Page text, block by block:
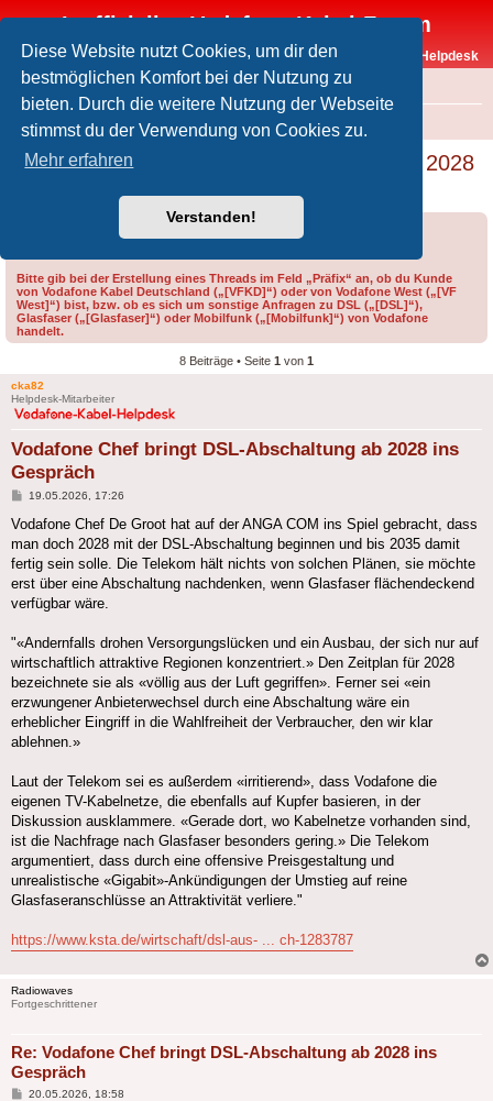
Diese Website nutzt Cookies, um dir den
bestmöglichen Komfort bei der Nutzung zu
bieten. Durch die weitere Nutzung der Webseite
stimmst du der Verwendung von Cookies zu.
Mehr erfahren
Verstanden!
Inoffizielles Vodafone-Kabel-Forum
Vodafone-Kabel-Helpdesk
FAQ
Foren-Übersicht Offtopic Andere Vodafone-Produkte
Vodafone Chef bringt DSL-Abschaltung ab 2028
Bitte gib bei der Erstellung eines Threads im Feld „Präfix“ an, ob du Kunde
von Vodafone Kabel Deutschland („[VFKD]“) oder von Vodafone West („[VF
West]“) bist, bzw. ob es sich um sonstige Anfragen zu DSL („[DSL]“),
Glasfaser („[Glasfaser]“) oder Mobilfunk („[Mobilfunk]“) von Vodafone
handelt.
8 Beiträge • Seite 1 von 1
cka82
Helpdesk-Mitarbeiter
Vodafone Chef bringt DSL-Abschaltung ab 2028 ins
Gespräch
Beitrag
19.05.2026, 17:26
Vodafone Chef De Groot hat auf der ANGA COM ins Spiel gebracht, dass
man doch 2028 mit der DSL-Abschaltung beginnen und bis 2035 damit
fertig sein solle. Die Telekom hält nichts von solchen Plänen, sie möchte
erst über eine Abschaltung nachdenken, wenn Glasfaser flächendeckend
verfügbar wäre.
"«Andernfalls drohen Versorgungslücken und ein Ausbau, der sich nur auf
wirtschaftlich attraktive Regionen konzentriert.» Den Zeitplan für 2028
bezeichnete sie als «völlig aus der Luft gegriffen». Ferner sei «ein
erzwungener Anbieterwechsel durch eine Abschaltung wäre ein
erheblicher Eingriff in die Wahlfreiheit der Verbraucher, den wir klar
ablehnen.»
Laut der Telekom sei es außerdem «irritierend», dass Vodafone die
eigenen TV-Kabelnetze, die ebenfalls auf Kupfer basieren, in der
Diskussion ausklammere. «Gerade dort, wo Kabelnetze vorhanden sind,
ist die Nachfrage nach Glasfaser besonders gering.» Die Telekom
argumentiert, dass durch eine offensive Preisgestaltung und
unrealistische «Gigabit»-Ankündigungen der Umstieg auf reine
Glasfaseranschlüsse an Attraktivität verliere."
https://www.ksta.de/wirtschaft/dsl-aus- ... ch-1283787
Radiowaves
Fortgeschrittener
Re: Vodafone Chef bringt DSL-Abschaltung ab 2028 ins
Gespräch
Beitrag
20.05.2026, 18:58